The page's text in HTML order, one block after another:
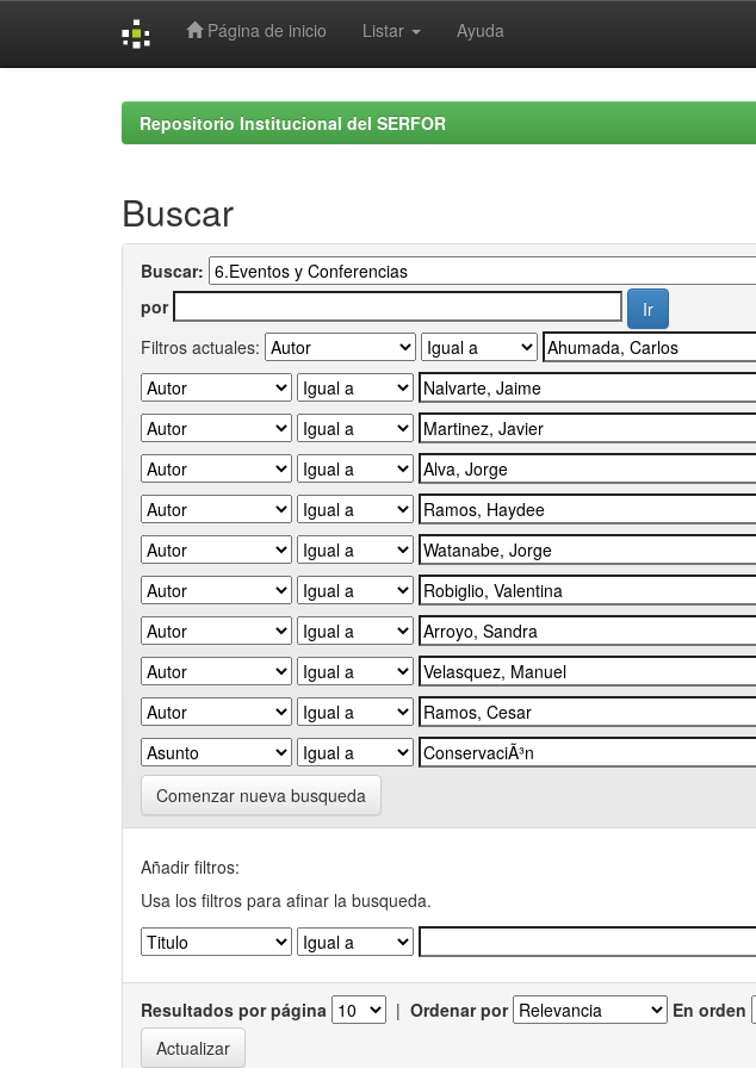
Página de inicio Listar Ayuda
Repositorio Institucional del SERFOR
Buscar
Buscar:
por
Filtros actuales:
Comenzar nueva busqueda
Añadir filtros:
Usa los filtros para afinar la busqueda.
Resultados por página | Ordenar por En orden